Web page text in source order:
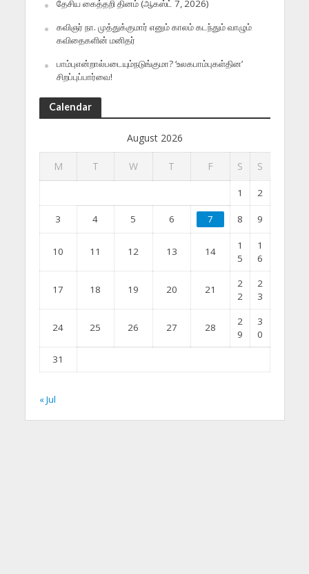
தேசிய கைத்தறி தினம் (ஆகஸ்ட் 7, 2026)
கவிஞர் நா. முத்துக்குமார் எனும் காலம் கடந்தும் வாழும்
கவிதைகளின் மனிதர்
பாம்புஎன்றால்படையும்நடுங்குமா? ‘உலகபாம்புகள்தின’
சிறப்புப்பார்வை!
Calendar
August 2026
M T W T F S S
1 2
3 4 5 6 7 8 9
10 11 12 13 14
1
5
1
6
17 18 19 20 21
2
2
2
3
24 25 26 27 28
2
9
3
0
31
« Jul